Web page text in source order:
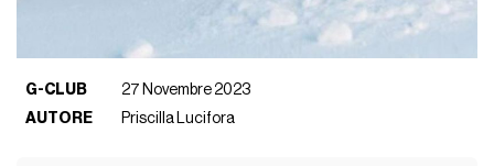
G-CLUB
27 Novembre 2023
AUTORE
Priscilla Lucifora